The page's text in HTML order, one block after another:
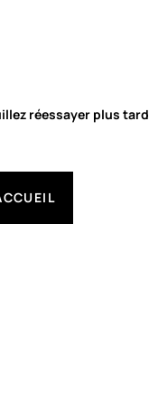
réessayer plus tard